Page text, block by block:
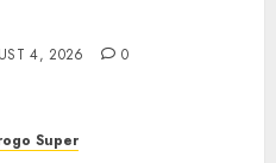
4, 2026 0
Super